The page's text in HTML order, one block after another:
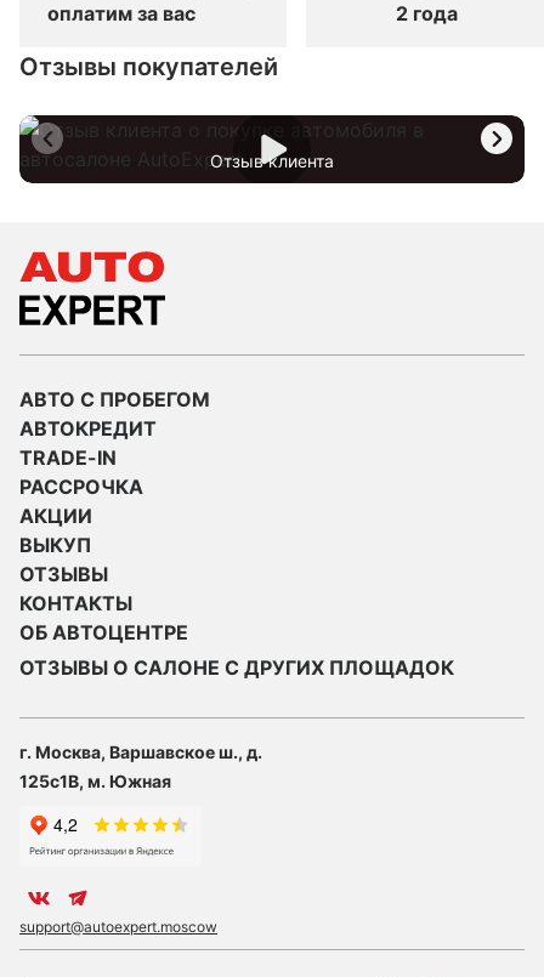
оплатим за вас
2 года
Отзывы покупателей
Отзыв клиента
АВТО С ПРОБЕГОМ
АВТОКРЕДИТ
TRADE-IN
РАССРОЧКА
АКЦИИ
ВЫКУП
ОТЗЫВЫ
КОНТАКТЫ
ОБ АВТОЦЕНТРЕ
ОТЗЫВЫ О САЛОНЕ С ДРУГИХ ПЛОЩАДОК
г. Москва, Варшавское ш., д.
125с1В, м. Южная
support@autoexpert.moscow